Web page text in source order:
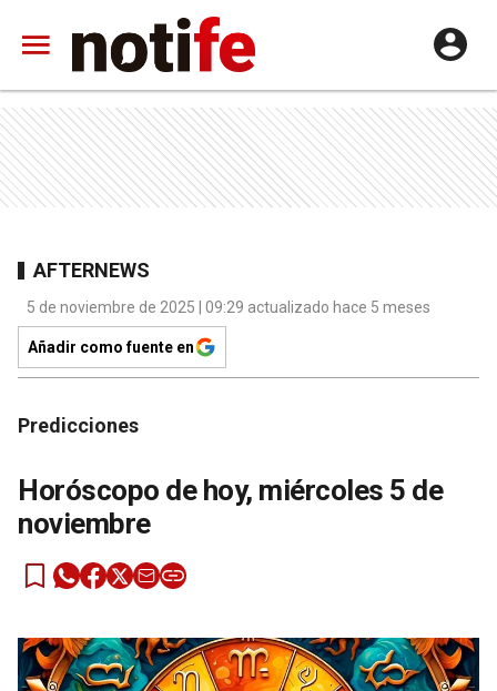
AFTERNEWS
5 de noviembre de 2025 | 09:29 actualizado hace 5 meses
Añadir como fuente en
Predicciones
Horóscopo de hoy, miércoles 5 de
noviembre